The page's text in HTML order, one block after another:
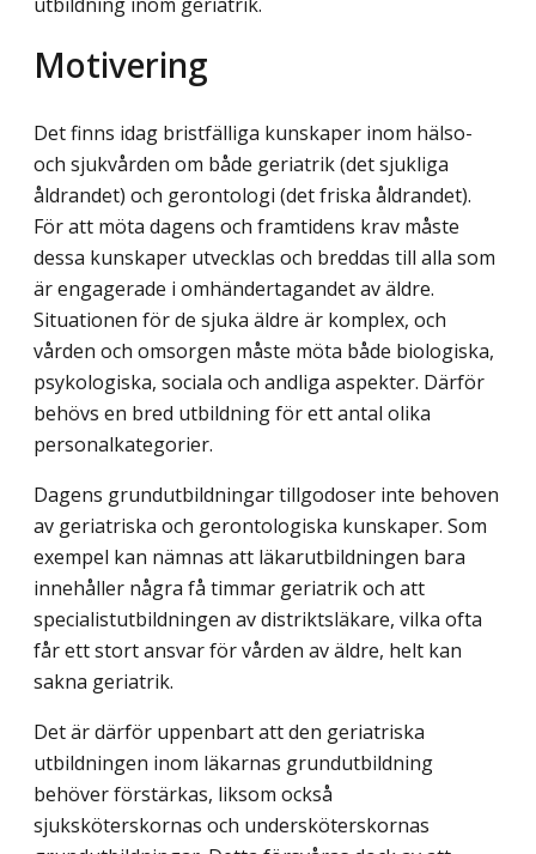
Motivering
Det finns idag bristfälliga kunskaper inom hälso-
och sjukvården om både geriatrik (det sjukliga
åldrandet) och gerontologi (det friska åldrandet).
För att möta dagens och framtidens krav måste
dessa kunskaper utvecklas och breddas till alla som
är engagerade i omhändertagandet av äldre.
Situationen för de sjuka äldre är komplex, och
vården och omsorgen måste möta både biologiska,
psykologiska, sociala och andliga aspekter. Därför
behövs en bred utbildning för ett antal olika
personalkategorier.
Dagens grundutbildningar tillgodoser inte behoven
av geriatriska och gerontologiska kunskaper. Som
exempel kan nämnas att läkarutbildningen bara
innehåller några få timmar geriatrik och att
specialistutbildningen av distriktsläkare, vilka ofta
får ett stort ansvar för vården av äldre, helt kan
sakna geriatrik.
Det är därför uppenbart att den geriatriska
utbildningen inom läkarnas grundutbildning
behöver förstärkas, liksom också
sjuksköterskornas och undersköterskornas